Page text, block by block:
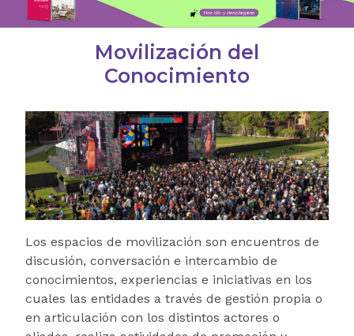
Movilización del
Conocimiento
Los espacios de movilización son encuentros de
discusión, conversación e intercambio de
conocimientos, experiencias e iniciativas en los
cuales las entidades a través de gestión propia o
en articulación con los distintos actores o